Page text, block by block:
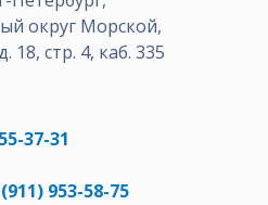
округ Морской,
18, стр. 4, каб. 335
37-31
953-58-75